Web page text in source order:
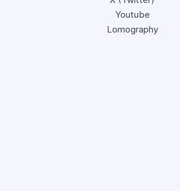
Youtube
Lomography